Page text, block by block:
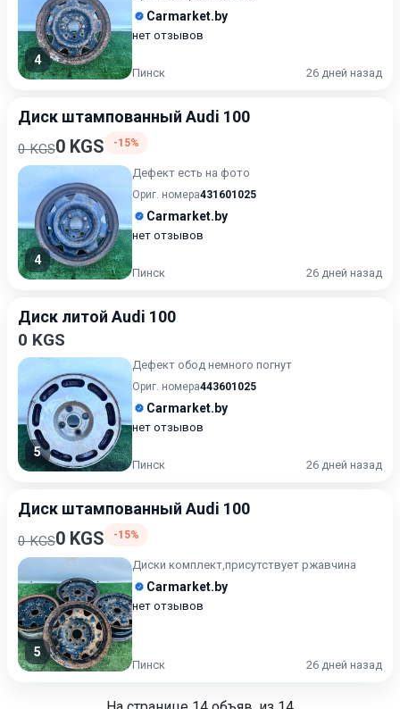
4
Carmarket.by
нет отзывов
Пинск 26 дней назад
Диск штампованный Audi 100
0 KGS0 KGS -15%
4
Дефект есть на фото
Ориг. номера431601025
Carmarket.by
нет отзывов
Пинск 26 дней назад
Диск литой Audi 100
0 KGS
5
Дефект обод немного погнут
Ориг. номера443601025
Carmarket.by
нет отзывов
Пинск 26 дней назад
Диск штампованный Audi 100
0 KGS0 KGS -15%
5
Диски комплект,присутствует ржавчина
Carmarket.by
нет отзывов
Пинск 26 дней назад